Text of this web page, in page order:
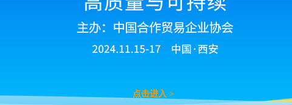
点击进入 >